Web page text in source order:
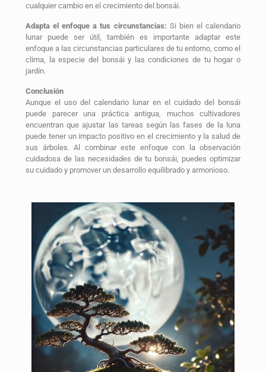
cualquier cambio en el crecimiento del bonsái.
Adapta el enfoque a tus circunstancias: Si bien el calendario
lunar puede ser útil, también es importante adaptar este
enfoque a las circunstancias particulares de tu entorno, como el
clima, la especie del bonsái y las condiciones de tu hogar o
jardín.
Conclusión
Aunque el uso del calendario lunar en el cuidado del bonsái
puede parecer una práctica antigua, muchos cultivadores
encuentran que ajustar las tareas según las fases de la luna
puede tener un impacto positivo en el crecimiento y la salud de
sus árboles. Al combinar este enfoque con la observación
cuidadosa de las necesidades de tu bonsái, puedes optimizar
su cuidado y promover un desarrollo equilibrado y armonioso.